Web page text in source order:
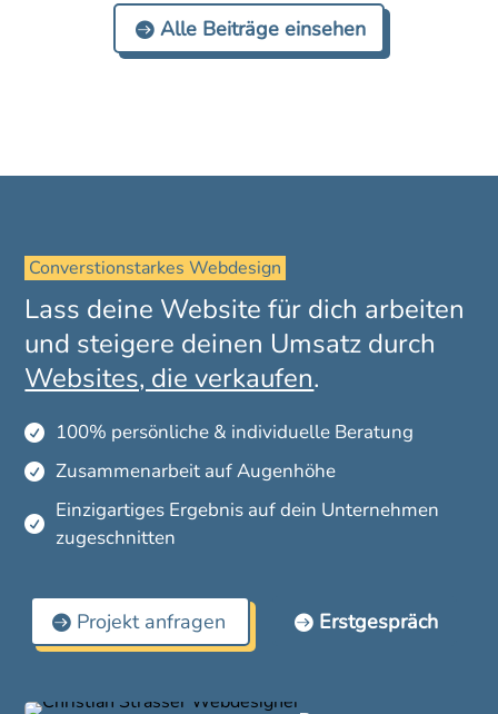
Alle Beiträge einsehen
Converstionstarkes Webdesign
Lass deine Website für dich arbeiten
und steigere deinen Umsatz durch
Websites, die verkaufen.
 100% persönliche & individuelle Beratung
 Zusammenarbeit auf Augenhöhe

Einzigartiges Ergebnis auf dein Unternehmen
zugeschnitten
Projekt anfragen Erstgespräch